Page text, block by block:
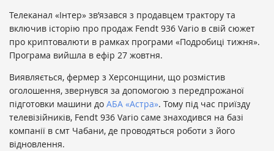
Телеканал «Інтер» зв’язався з продавцем трактору та
включив історію про продаж Fendt 936 Vario в свій сюжет
про криптовалюти в рамках програми «Подробиці тижня».
Програма вийшла в ефір 27 жовтня.
Виявляється, фермер з Херсонщини, що розмістив
оголошення, звернувся за допомогою з передпрожаної
підготовки машини до АБА «Астра». Тому під час приїзду
телевізійників, Fendt 936 Vario саме знаходився на базі
компанії в смт Чабани, де проводяться роботи з його
відновлення.